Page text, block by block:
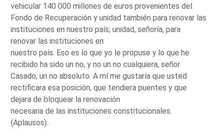
vehicular 140 000 millones de euros provenientes del
Fondo de Recuperación y unidad también para renovar las
instituciones en nuestro país; unidad, señoría, para
renovar las instituciones en
nuestro país. Eso es lo que yo le propuse y lo que he
recibido ha sido un no, y no un no cualquiera, señor
Casado, un no absoluto. A mí me gustaría que usted
rectificara esa posición, que tendiera puentes y que
dejara de bloquear la renovación
necesaria de las instituciones constitucionales.
(Aplausos).